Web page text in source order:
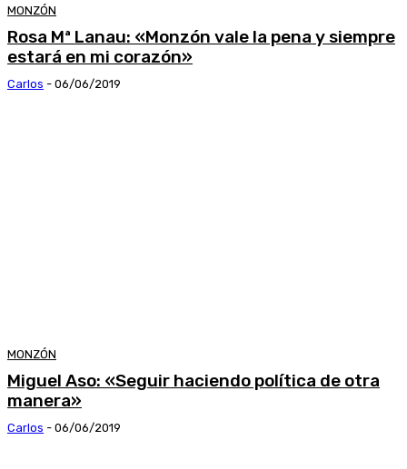
MONZÓN
Rosa Mª Lanau: «Monzón vale la pena y siempre
estará en mi corazón»
Carlos - 06/06/2019
MONZÓN
Miguel Aso: «Seguir haciendo política de otra
manera»
Carlos - 06/06/2019